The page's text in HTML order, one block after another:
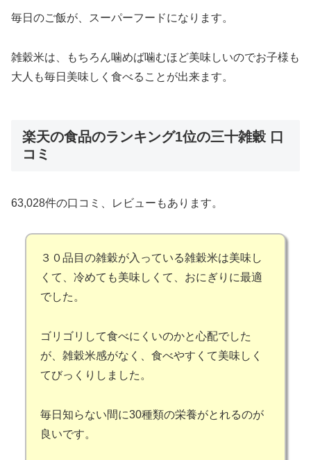
毎日のご飯が、スーパーフードになります。
雑穀米は、もちろん噛めば噛むほど美味しいのでお子様も
大人も毎日美味しく食べることが出来ます。
楽天の食品のランキング1位の三十雑穀 口
コミ
63,028件の口コミ、レビューもあります。
３０品目の雑穀が入っている雑穀米は美味し
くて、冷めても美味しくて、おにぎりに最適
でした。
ゴリゴリして食べにくいのかと心配でした
が、雑穀米感がなく、食べやすくて美味しく
てびっくりしました。
毎日知らない間に30種類の栄養がとれるのが
良いです。